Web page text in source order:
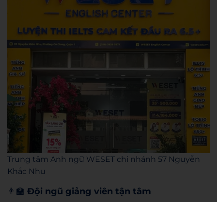
Trung tâm Anh ngữ WESET chi nhánh 57 Nguyễn
Khắc Nhu
👨‍🏫 Đội ngũ giảng viên tận tâm